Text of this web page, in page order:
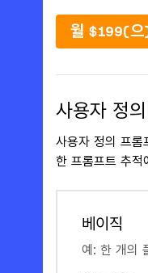
월 $199(으
사용자 정
사용자 정의 프롬
한 프롬프트 추
베이직
예: 한 개의